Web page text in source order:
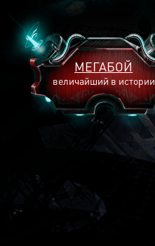
МЕГАБОЙ
величайший в истории